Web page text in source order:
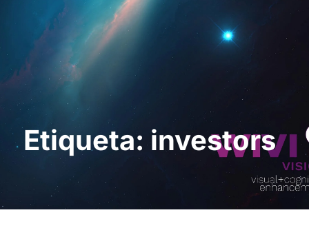
Solicita una demo
Etiqueta: investors